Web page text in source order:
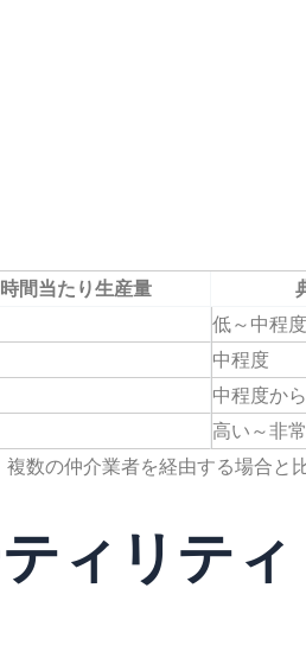
間当たり生産量
低～中程度
中程度
中程度か
高い～非
数の仲介業者を経由する場合と
ィリティ